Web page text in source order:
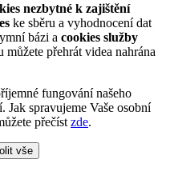
nezbytné k zajištění
ke sběru a vyhodnocení dat
bázi a cookies služby
můžete přehrát videa nahrána
fungování našeho
spravujeme Vaše osobní
přečíst zde.